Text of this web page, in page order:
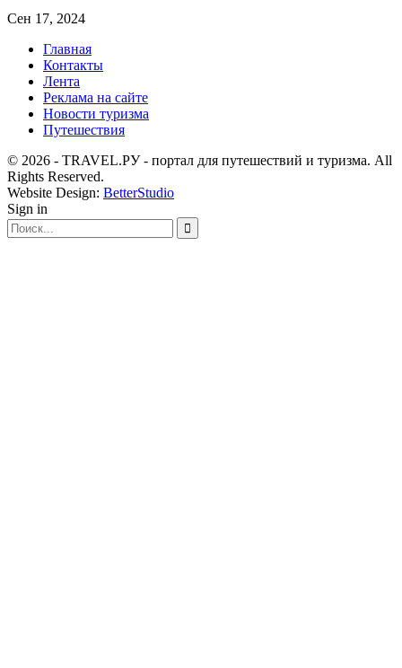
Сен 17, 2024
Главная
Контакты
Лента
Реклама на сайте
Новости туризма
Путешествия
© 2026 - TRAVEL.РУ - портал для путешествий и туризма. All
Rights Reserved.
Website Design: BetterStudio
Sign in